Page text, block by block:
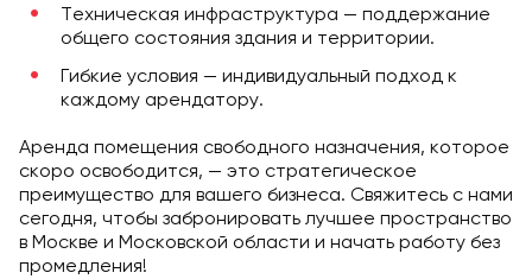
Техническая инфраструктура — поддержание
общего состояния здания и территории.
Гибкие условия — индивидуальный подход к
каждому арендатору.
Аренда помещения свободного назначения, которое
скоро освободится, — это стратегическое
преимущество для вашего бизнеса. Свяжитесь с нами
сегодня, чтобы забронировать лучшее пространство
в Москве и Московской области и начать работу без
промедления!